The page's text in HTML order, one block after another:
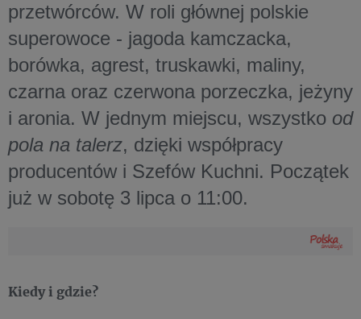
przetwórców. W roli głównej polskie
superowoce - jagoda kamczacka,
borówka, agrest, truskawki, maliny,
czarna oraz czerwona porzeczka, jeżyny
i aronia. W jednym miejscu, wszystko od
pola na talerz, dzięki współpracy
producentów i Szefów Kuchni. Początek
już w sobotę 3 lipca o 11:00.
Kiedy i gdzie?